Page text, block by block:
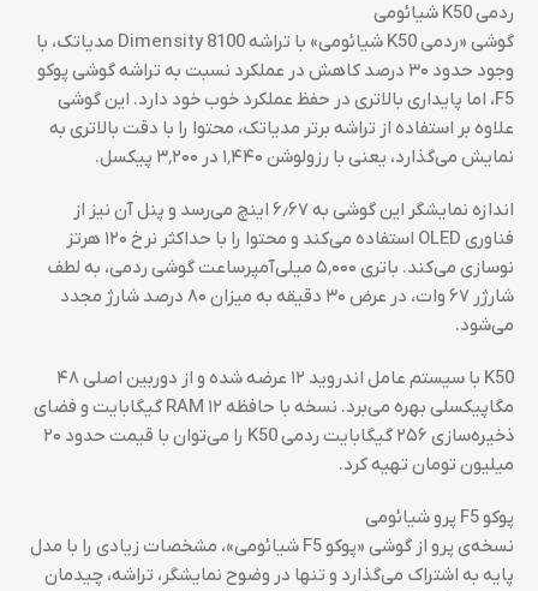
ردمی K50 شیائومی
گوشی «ردمی K50 شیائومی» با تراشه Dimensity 8100 مدیاتک، با
وجود حدود ۳۰ درصد کاهش در عملکرد نسبت به تراشه گوشی پوکو
F5، اما پایداری بالاتری در حفظ عملکرد خوب خود دارد. این گوشی
علاوه بر استفاده از تراشه برتر مدیاتک، محتوا را با دقت بالاتری به
نمایش می‌گذارد، یعنی با رزولوشن ۱٬۴۴۰ در ۳٬۲۰۰ پیکسل.
اندازه نمایشگر این گوشی به ۶٫۶۷ اینچ می‌رسد و پنل آن نیز از
فناوری OLED استفاده می‌کند و محتوا را با حداکثر نرخ ۱۲۰ هرتز
نوسازی می‌کند. باتری ۵٬۰۰۰ میلی‌آمپرساعت گوشی ردمی، به لطف
شارژر ۶۷ وات، در عرض ۳۰ دقیقه به میزان ۸۰ درصد شارژ مجدد
می‌شود.
K50 با سیستم عامل اندروید ۱۲ عرضه شده و از دوربین اصلی ۴۸
مگاپیکسلی بهره می‌برد. نسخه با حافظه RAM ۱۲ گیگابایت و فضای
ذخیره‌سازی ۲۵۶ گیگابایت ردمی K50 را می‌توان با قیمت حدود ۲۰
میلیون تومان تهیه کرد.
پوکو F5 پرو شیائومی
نسخه‌ی پرو از گوشی «پوکو F5 شیائومی»، مشخصات زیادی را با مدل
پایه به اشتراک می‌گذارد و تنها در وضوح نمایشگر، تراشه، چیدمان